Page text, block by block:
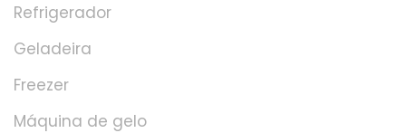
Refrigerador
Geladeira
Freezer
Máquina de gelo